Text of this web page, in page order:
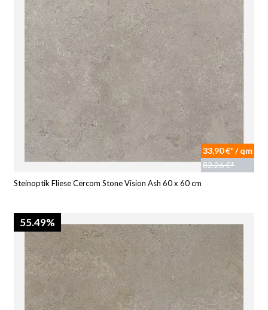
33,90 €* / qm
82,26 €*
Steinoptik Fliese Cercom Stone Vision Ash 60 x 60 cm
55.49%